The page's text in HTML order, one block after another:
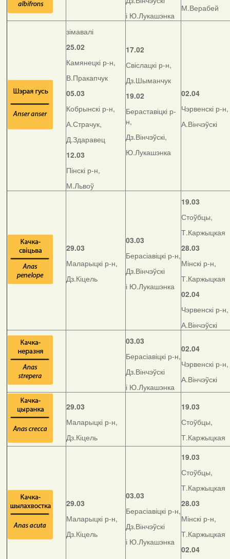
і Ю.Лукашэнка
М.Верабей
зімавалі
25.02
Камянецкі р-н,
В.Пракапчук
05.03
Кобрынскі р-н,
А.Страчук,
Д.Здаравец
12.03
Пінскі р-н,
М.Львоў
17.02
Свіслацкі р-н,
Дз.Шыманчук
19.02
Бераставіцкі р-
н,
Дз.Вінчэўскі,
Ю.Лукашэнка
02.04
Чэрвенскі р-н,
А.Вінчэўскі
29.03
Маларыцкі р-н,
Дз.Кіцель
03.03
Берасіавіцкі р-н,
Дз.Вінчэўскі
і Ю.Лукашэнка
19.03
Стоўбцы,
Т.Каржыцкая
28.03
Мінскі р-н,
Т.Каржыцкая
02.04
Чэрвенскі р-н,
А.Вінчэўскі
03.03
Берасіавіцкі р-н,
Дз.Вінчэўскі
і Ю.Лукашэнка
02.04
Чэрвенскі р-н,
А.Вінчэўскі
29.03
Маларыцкі р-н,
Дз.Кіцель
19.03
Стоўбцы,
Т.Каржыцкая
29.03
Маларыцкі р-н,
Дз.Кіцель
03.03
Берасіавіцкі р-н,
Дз.Вінчэўскі
і Ю.Лукашэнка
19.03
Стоўбцы,
Т.Каржыцкая
28.03
Мінскі р-н,
Т.Каржыцкая
02.04